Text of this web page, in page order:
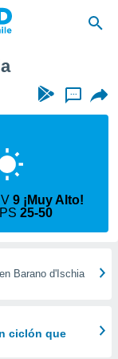
...
9 ¡Muy Alto!
25-50
Barano d'Ischia
ciclón que